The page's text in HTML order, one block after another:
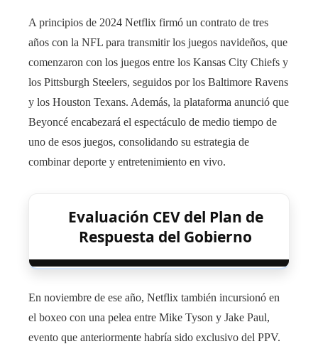
A principios de 2024 Netflix firmó un contrato de tres
años con la NFL para transmitir los juegos navideños, que
comenzaron con los juegos entre los Kansas City Chiefs y
los Pittsburgh Steelers, seguidos por los Baltimore Ravens
y los Houston Texans. Además, la plataforma anunció que
Beyoncé encabezará el espectáculo de medio tiempo de
uno de esos juegos, consolidando su estrategia de
combinar deporte y entretenimiento en vivo.
Evaluación CEV del Plan de
Respuesta del Gobierno
En noviembre de ese año, Netflix también incursionó en
el boxeo con una pelea entre Mike Tyson y Jake Paul,
evento que anteriormente habría sido exclusivo del PPV.